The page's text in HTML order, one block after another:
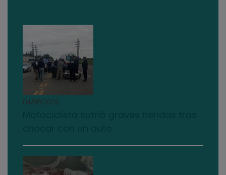
04/08/2026